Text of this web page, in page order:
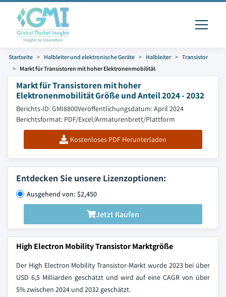
Startseite Halbleiter und elektronische Geräte Halbleiter
Transistor
Markt für Transistoren mit hoher Elektronenmobilität
Markt für Transistoren mit hoher
Elektronenmobilität Größe und Anteil 2024 - 2032
Berichts-ID: GMI8800Veröffentlichungsdatum: April 2024
Berichtsformat: PDF/Excel/Armaturenbrett/Plattform
Kostenloses PDF Herunterladen
Entdecken Sie unsere Lizenzoptionen:
Ausgehend von: $2,450
Jetzt Kaufen
High Electron Mobility Transistor Marktgröße
Der High Electron Mobility Transistor-Markt wurde 2023 bei über
USD 6,5 Milliarden geschätzt und wird auf eine CAGR von über
5% zwischen 2024 und 2032 geschätzt.